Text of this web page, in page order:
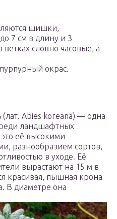
шишки,
7 см в длину и 3
словно часовые, а
окрас.
(лат. Abies koreana) — одна
ландшафтных
её высокими
разнообразием сортов,
в уходе. Её
вырастают на 15 м в
красивая, пышная крона
В диаметре она